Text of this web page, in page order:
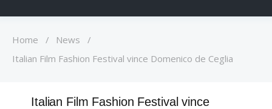
Home / News
/
Italian Film Fashion Festival vince Domenico de Ceglia
Italian Film Fashion Festival vince